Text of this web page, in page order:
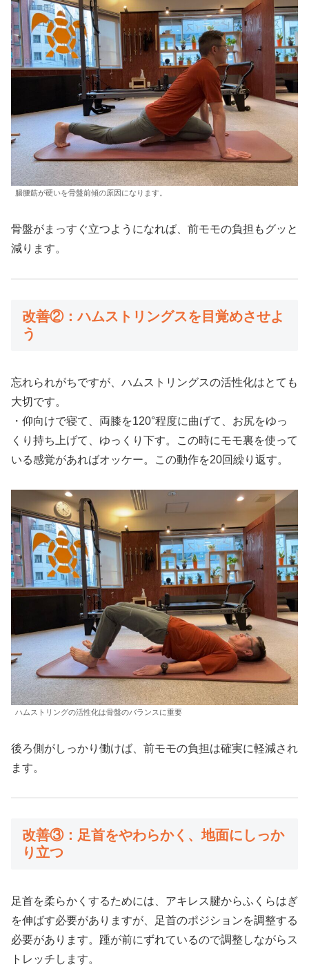
腸腰筋が硬いを骨盤前傾の原因になります。
骨盤がまっすぐ立つようになれば、前モモの負担もグッと
減ります。
改善②：ハムストリングスを目覚めさせよ
う
忘れられがちですが、ハムストリングスの活性化はとても
大切です。
・仰向けで寝て、両膝を120°程度に曲げて、お尻をゆっ
くり持ち上げて、ゆっくり下す。この時にモモ裏を使って
いる感覚があればオッケー。この動作を20回繰り返す。
ハムストリングの活性化は骨盤のバランスに重要
後ろ側がしっかり働けば、前モモの負担は確実に軽減され
ます。
改善③：足首をやわらかく、地面にしっか
り立つ
足首を柔らかくするためには、アキレス腱からふくらはぎ
を伸ばす必要がありますが、足首のポジションを調整する
必要があります。踵が前にずれているので調整しながらス
トレッチします。